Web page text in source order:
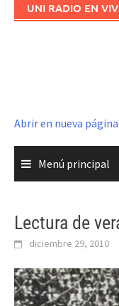
UNI RADIO EN
Abrir en nueva página
Menú principal
Lectura de
diciembre 29, 2010